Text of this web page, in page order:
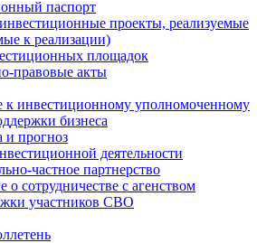
паспорт
проекты, реализуемые
к реализации)
площадок
правовые акты
к инвестиционному уполномоченному
бизнеса
и прогноз
деятельности
частное партнерство
о сотрудничестве с агенством
участников СВО